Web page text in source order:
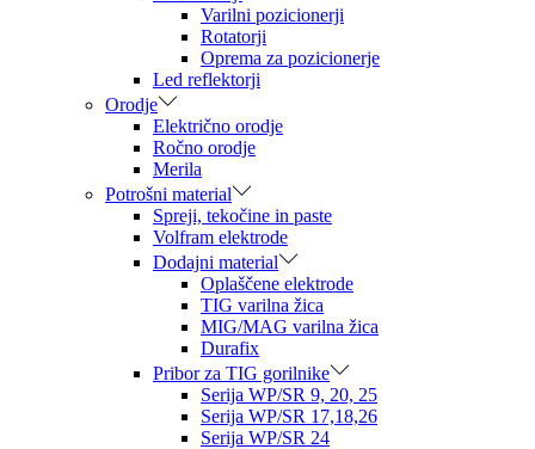
Varilni pozicionerji
Rotatorji
Oprema za pozicionerje
Led reflektorji
Orodje
Električno orodje
Ročno orodje
Merila
Potrošni material
Spreji, tekočine in paste
Volfram elektrode
Dodajni material
Oplaščene elektrode
TIG varilna žica
MIG/MAG varilna žica
Durafix
Pribor za TIG gorilnike
Serija WP/SR 9, 20, 25
Serija WP/SR 17,18,26
Serija WP/SR 24